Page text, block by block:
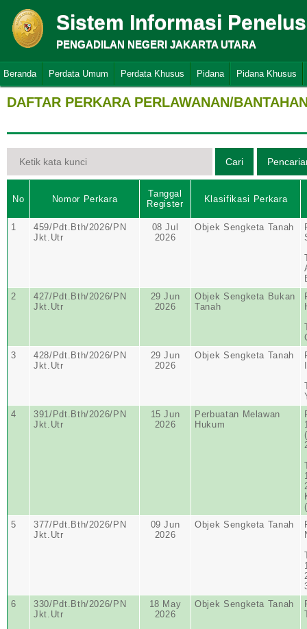
Sistem Informasi
PENGADILAN NEGERI JAKARTA UTARA
Beranda Perdata Umum Perdata Khusus Pidana Pidana Khusus
DAFTAR PERKARA PERLAWANAN/
No Nomor Perkara
Tanggal
Register
Klasifikasi Perkara
1
459/Pdt.Bth/2026/PN
Jkt.Utr
08 Jul
2026
Objek Sengketa Tanah
2
427/Pdt.Bth/2026/PN
Jkt.Utr
29 Jun
2026
Objek Sengketa Bukan
Tanah
3
428/Pdt.Bth/2026/PN
Jkt.Utr
29 Jun
2026
Objek Sengketa Tanah
4
391/Pdt.Bth/2026/PN
Jkt.Utr
15 Jun
2026
Perbuatan Melawan
Hukum
5
377/Pdt.Bth/2026/PN
Jkt.Utr
09 Jun
2026
Objek Sengketa Tanah
6
330/Pdt.Bth/2026/PN
Jkt.Utr
18 May
2026
Objek Sengketa Tanah